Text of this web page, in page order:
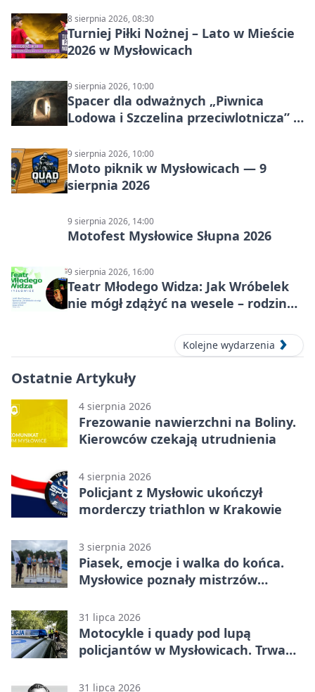
8 sierpnia 2026, 08:30
Turniej Piłki Nożnej – Lato w Mieście
2026 w Mysłowicach
9 sierpnia 2026, 10:00
Spacer dla odważnych „Piwnica
Lodowa i Szczelina przeciwlotnicza” –
9 sierpnia 2026, 10:00
Moto piknik w Mysłowicach — 9
sierpnia 2026
9 sierpnia 2026, 14:00
Motofest Mysłowice Słupna 2026
9 sierpnia 2026, 16:00
Teatr Młodego Widza: Jak Wróbelek
nie mógł zdążyć na wesele – rodzinny
Kolejne wydarzenia
Ostatnie Artykuły
4 sierpnia 2026
Frezowanie nawierzchni na Boliny.
Kierowców czekają utrudnienia
4 sierpnia 2026
Policjant z Mysłowic ukończył
morderczy triathlon w Krakowie
3 sierpnia 2026
Piasek, emocje i walka do końca.
Mysłowice poznały mistrzów
31 lipca 2026
Motocykle i quady pod lupą
policjantów w Mysłowicach. Trwa
31 lipca 2026